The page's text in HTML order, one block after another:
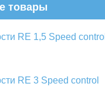
товары
RE 1,5 Speed control
RE 3 Speed control